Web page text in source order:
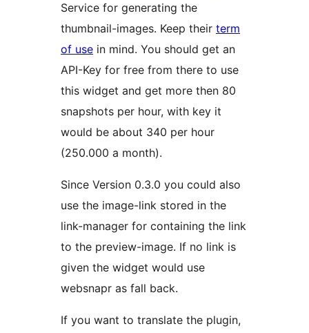
Service for generating the
thumbnail-images. Keep their term
of use in mind. You should get an
API-Key for free from there to use
this widget and get more then 80
snapshots per hour, with key it
would be about 340 per hour
(250.000 a month).
Since Version 0.3.0 you could also
use the image-link stored in the
link-manager for containing the link
to the preview-image. If no link is
given the widget would use
websnapr as fall back.
If you want to translate the plugin,